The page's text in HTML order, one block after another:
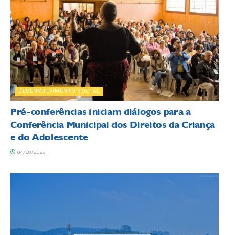
DESENVOLVIMENTO SOCIAL
Pré-conferências iniciam diálogos para a
Conferência Municipal dos Direitos da Criança
e do Adolescente
04/08/2026